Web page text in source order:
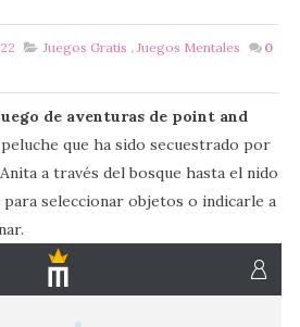
Juegos Gratis , Juegos Mentales
0
de aventuras de point and
que ha sido secuestrado por
a través del bosque hasta el nido
seleccionar objetos o indicarle a